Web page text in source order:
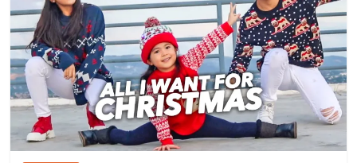
o
k